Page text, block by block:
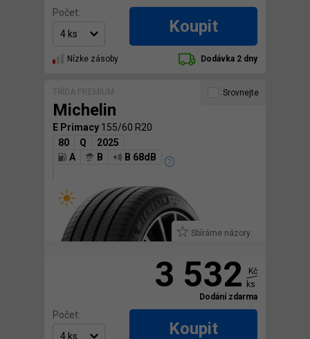
Počet:
Koupit
Nízke zásoby Dodávka 2 dny
TŘÍDA PREMIUM
Michelin
E Primacy 155/60 R20
80
Q
2025
A
B B 68dB
Sbíráme názory.
Srovnejte
3 532
Kč
ks
Dodání zdarma
Počet:
Koupit